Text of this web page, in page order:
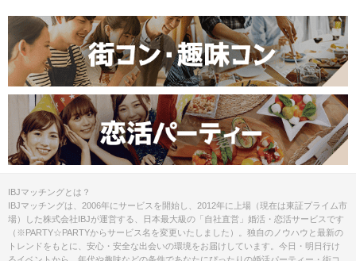
IBJマッチングとは？
IBJマッチングは、2006年にサービスを開始し、2012年に上場（現在は東証プライム市
場）した株式会社IBJが運営する、日本最大級の「自社直営」婚活・恋活サービスです
（※PARTY☆PARTYからサービス名を変更いたしました）。独自のノウハウと最新の
トレンドをもとに、安心・安全な出会いの環境をお届けしています。今日・明日行け
るイベントから、年代や趣味などの条件であなたにぴったりの婚活パーティー・街コ